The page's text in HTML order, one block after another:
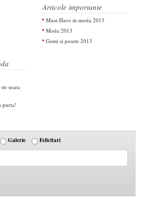
Articole importante
Must-Have in moda 2013
Moda 2013
Genti si posete 2013
seara
purta!
Galerie Felicitari